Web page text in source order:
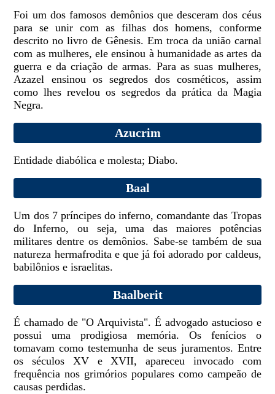
Foi um dos famosos demônios que desceram dos céus
para se unir com as filhas dos homens, conforme
descrito no livro de Gênesis. Em troca da união carnal
com as mulheres, ele ensinou à humanidade as artes da
guerra e da criação de armas. Para as suas mulheres,
Azazel ensinou os segredos dos cosméticos, assim
como lhes revelou os segredos da prática da Magia
Negra.
Azucrim
Entidade diabólica e molesta; Diabo.
Baal
Um dos 7 príncipes do inferno, comandante das Tropas
do Inferno, ou seja, uma das maiores potências
militares dentre os demônios. Sabe-se também de sua
natureza hermafrodita e que já foi adorado por caldeus,
babilônios e israelitas.
Baalberit
É chamado de "O Arquivista". É advogado astucioso e
possui uma prodigiosa memória. Os fenícios o
tomavam como testemunha de seus juramentos. Entre
os séculos XV e XVII, apareceu invocado com
frequência nos grimórios populares como campeão de
causas perdidas.